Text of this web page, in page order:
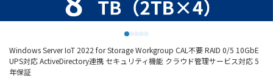
Windows Server IoT 2022 for Storage Workgroup CAL不要 RAID 0/5 10GbE
UPS対応 ActiveDirectory連携 セキュリティ機能 クラウド管理サービス対応 5
年保証